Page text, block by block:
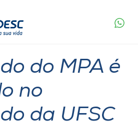
do MPA é
no
da UFSC